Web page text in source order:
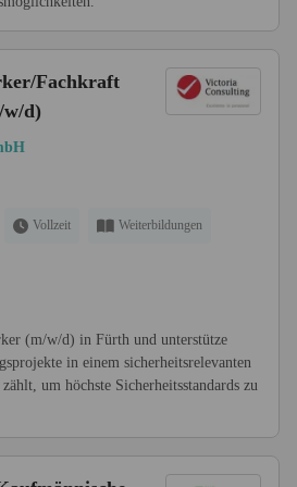
Fachkraft
w/d)
Vollzeit Weiterbildungen
(m/w/d) in Fürth und unterstütze
in einem sicherheitsrelevanten
um höchste Sicherheitsstandards zu